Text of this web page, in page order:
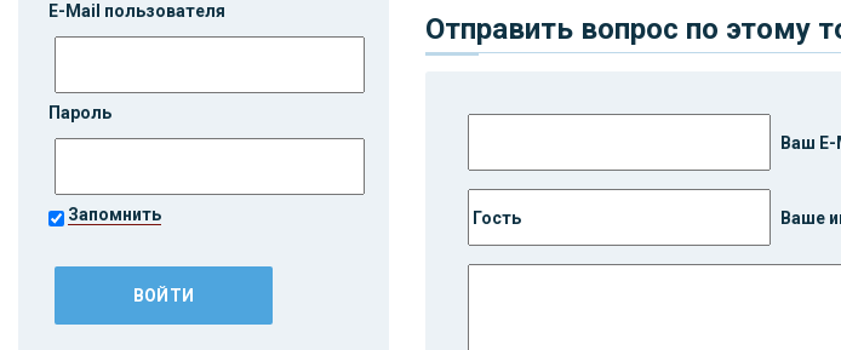
E-Mail пользователя
Пароль
Запомнить
Отправить вопрос по этому
Ваш E-
Ваше